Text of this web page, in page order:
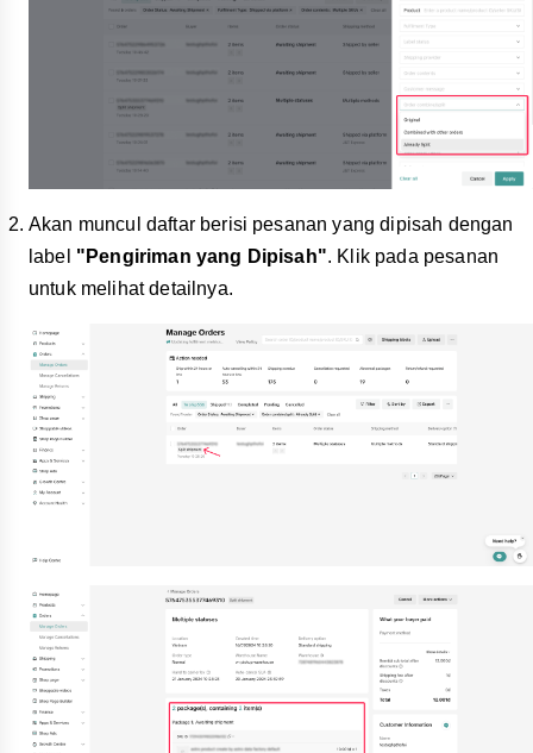
Akan muncul daftar berisi pesanan yang dipisah dengan
label "Pengiriman yang Dipisah". Klik pada pesanan
untuk melihat detailnya.